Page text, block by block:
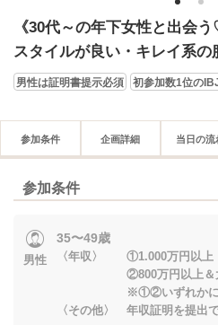
1 2
《30代～の年下女性と出会う
スタイルが良い・キレイ系の
男性は証明書提示必須 初参加数1位の
参加条件 企画詳細 当日の流
参加条件
男性
35〜49歳
〈年収〉 ①1.000万円以上
②800万円以上＆大
※①②いずれかに当
〈その他〉 年収証明を提出